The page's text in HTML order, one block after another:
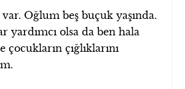
Oğlum beş buçuk yaşında.
yardımcı olsa da ben hala
çocukların çığlıklarını